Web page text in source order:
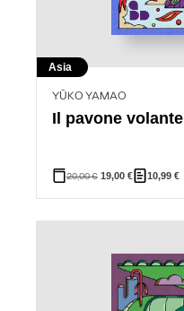
Asia
YŪKO YAMAO
Il pavone volante
20,00€ 19,00 € 10,99 €